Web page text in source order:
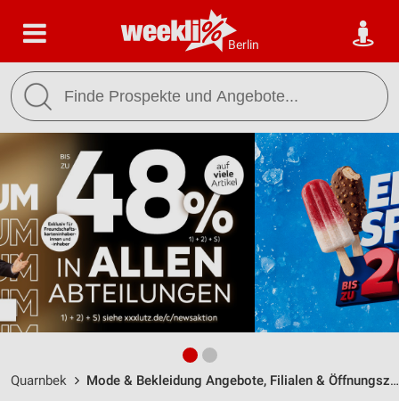
Berlin
Quarnbek Mode & Bekleidung Angebote, Filialen & Öffnungszeiten